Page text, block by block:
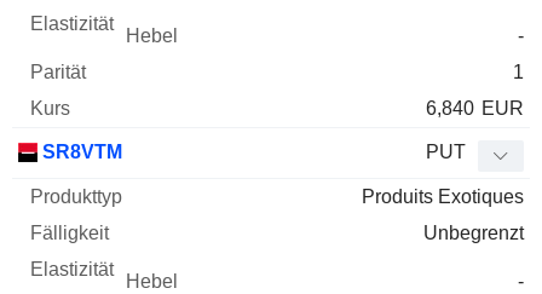
-
1
6,840 EUR
SR8VTM PUT
Produits Exotiques
Unbegrenzt
-